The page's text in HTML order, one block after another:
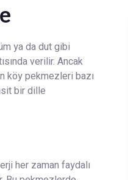
ya da dut gibi
verilir. Ancak
köy pekmezleri bazı
bir dille
her zaman faydalı